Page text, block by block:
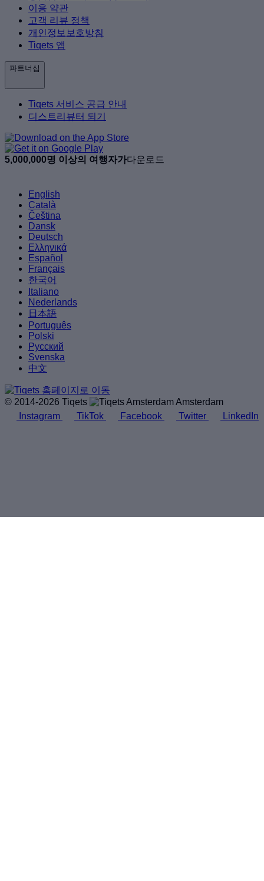
이용 약관
고객 리뷰 정책
개인정보보호방침
Tiqets 앱
파트너십
Tiqets 서비스 공급 안내
디스트리뷰터 되기
5,000,000명 이상의 여행자가다운로드
English
Català
Čeština
Dansk
Deutsch
Ελληνικά
Español
Français
한국어
Italiano
Nederlands
日本語
Português
Polski
Русский
Svenska
中文
© 2014-2026 Tiqets
Amsterdam
Instagram
TikTok Facebook Twitter LinkedIn